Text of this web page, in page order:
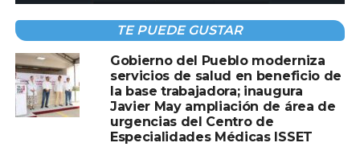
logotipo de la SSPC y una color blanco, con gente civil
seguidamente al interior de la tienda.
Eran entre 24 o 30 elementos, de ellos, unos 14
ingresaron por ambas entrada, mientras el resto haciendo
Los primeros sorprendidos fueron unos clientes en las
TE PUEDE GUSTAR
Gobierno del Pueblo moderniza
servicios de salud en beneficio de
la base trabajadora; inaugura
Javier May ampliación de área de
urgencias del Centro de
Especialidades Médicas ISSET